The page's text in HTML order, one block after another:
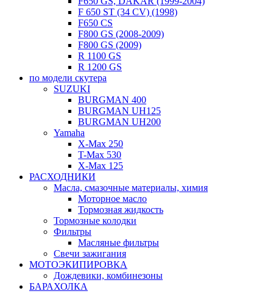
F 650 ST (34 CV) (1998)
F650 CS
F800 GS (2008-2009)
F800 GS (2009)
R 1100 GS
R 1200 GS
по модели скутера
SUZUKI
BURGMAN 400
BURGMAN UH125
BURGMAN UH200
Yamaha
X-Max 250
T-Max 530
X-Max 125
РАСХОДНИКИ
Масла, смазочные материалы, химия
Моторное масло
Тормозная жидкость
Тормозные колодки
Фильтры
Масляные фильтры
Свечи зажигания
МОТОЭКИПИРОВКА
Дождевики, комбинезоны
БАРАХОЛКА